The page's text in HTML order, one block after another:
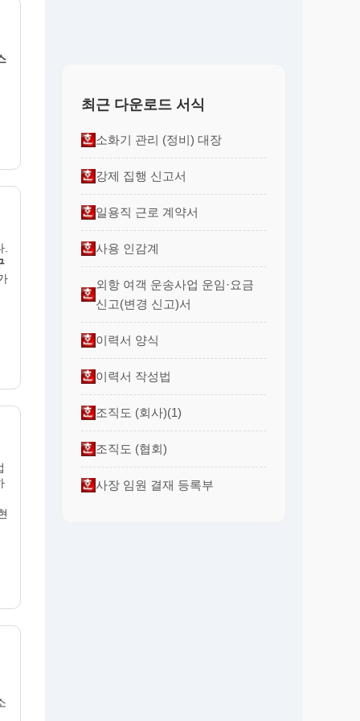
최근 다운로드 서식
소화기 관리 (정비) 대장
강제 집행 신고서
일용직 근로 계약서
사용 인감계
외항 여객 운송사업 운임·요금
신고(변경 신고)서
이력서 양식
이력서 작성법
조직도 (회사)(1)
조직도 (협회)
사장 임원 결재 등록부